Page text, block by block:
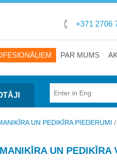
+371 2706
PAR MUMS
UN PEDIKĪRA PIEDERUMI /
MANIKĪRA UN PEDIKĪRA